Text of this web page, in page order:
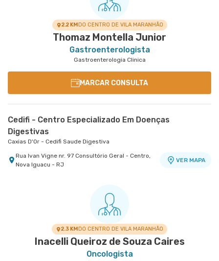
2.2 KMDO CENTRO DE VILA MARANHÃO
Thomaz Montella Junior
Gastroenterologista
Gastroenterologia Clinica
MARCAR CONSULTA
Cedifi - Centro Especializado Em Doenças
Digestivas
Caxias D'Or - Cedifi Saude Digestiva
Rua Ivan Vigne nr. 97 Consultório Geral - Centro,
Nova Iguacu - RJ
VER MAPA
2.3 KMDO CENTRO DE VILA MARANHÃO
Inacelli Queiroz de Souza Caires
Oncologista